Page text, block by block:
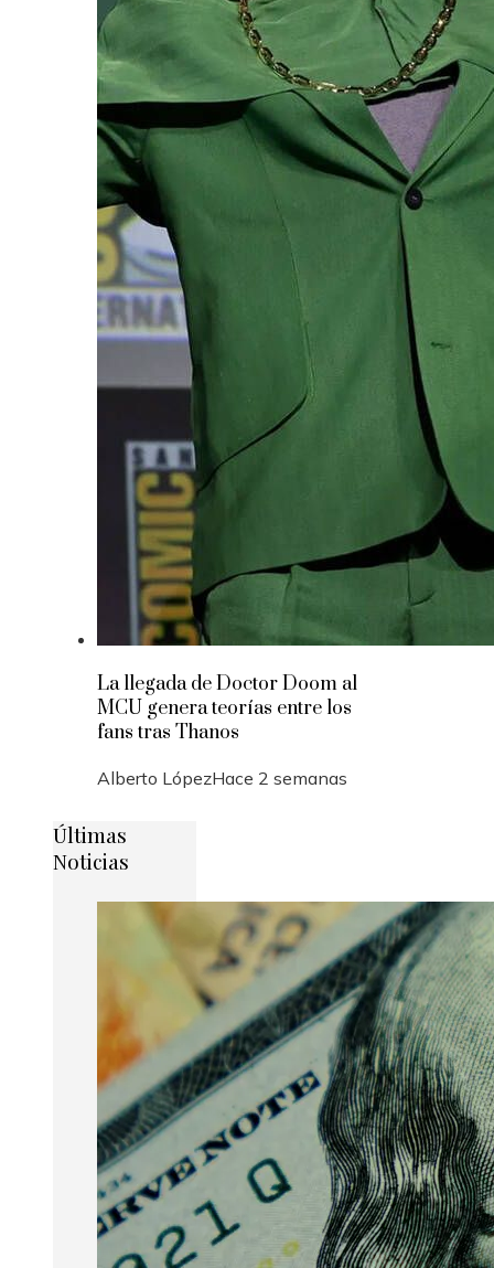
La llegada de Doctor Doom al
MCU genera teorías entre los
fans tras Thanos
Alberto LópezHace 2 semanas
Últimas
Noticias